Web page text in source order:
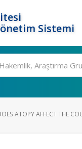
Sistemi
ATOPY AFFECT THE